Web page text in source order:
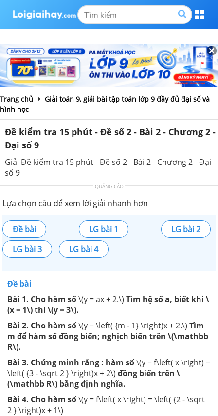
Trang chủ
Giải toán 9, giải bài tập toán lớp 9 đầy đủ đại số và
hình học
Đề kiểm tra 15 phút - Đề số 2 - Bài 2 - Chương 2 -
Đại số 9
Giải Đề kiểm tra 15 phút - Đề số 2 - Bài 2 - Chương 2 - Đại
số 9
QUẢNG CÁO
Lựa chọn câu để xem lời giải nhanh hơn
Đề bài LG bài 1
LG bài 2
LG bài 3
LG bài 4
Đề bài
Bài 1. Cho hàm số\(y = ax + 2.\) Tìm hệ số a, biết khi \
(x = 1\) thì \(y = 3\).
Bài 2. Cho hàm số\(y = \left( {m - 1} \right)x + 2.\) Tìm
m để hàm số đồng biến; nghịch biến trên \(\mathbb
R\).
Bài 3. Chứng minh rằng : hàm số\(y = f\left( x \right) =
\left( {3 - \sqrt 2 } \right)x + 2\) đồng biến trên \
(\mathbb R\) bằng định nghĩa.
Bài 4. Cho hàm số\(y = f\left( x \right) = \left( {2 - \sqrt
2 } \right)x + 1\)